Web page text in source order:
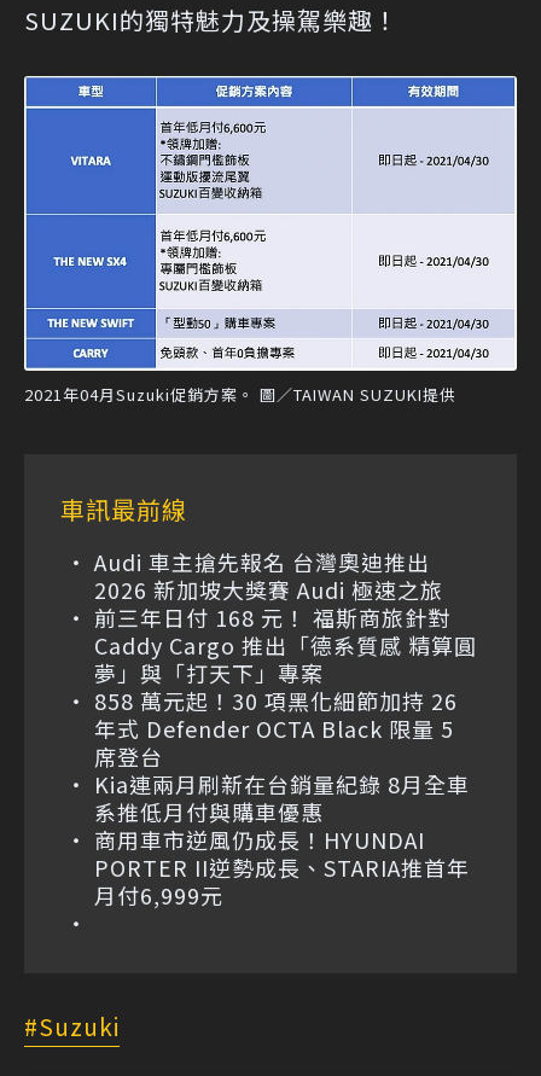
SUZUKI的獨特魅力及操駕樂趣！
2021年04月Suzuki促銷方案。 圖／TAIWAN SUZUKI提供
車訊最前線
Audi 車主搶先報名 台灣奧迪推出
2026 新加坡大獎賽 Audi 極速之旅
前三年日付 168 元！ 福斯商旅針對
Caddy Cargo 推出「德系質感 精算圓
夢」與「打天下」專案
858 萬元起！30 項黑化細節加持 26
年式 Defender OCTA Black 限量 5
席登台
Kia連兩月刷新在台銷量紀錄 8月全車
系推低月付與購車優惠
商用車市逆風仍成長！HYUNDAI
PORTER II逆勢成長、STARIA推首年
月付6,999元
Suzuki